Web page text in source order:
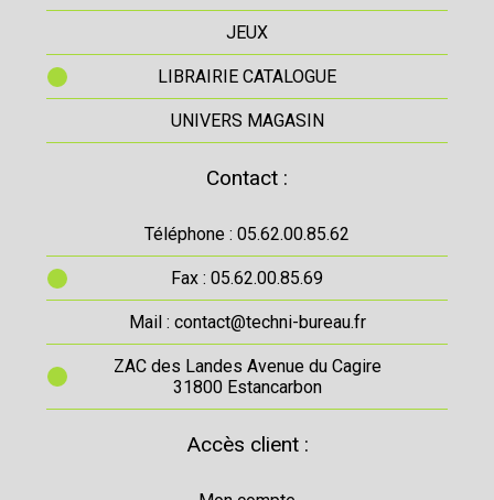
JEUX
LIBRAIRIE CATALOGUE
UNIVERS MAGASIN
Contact :
Téléphone : 05.62.00.85.62
Fax : 05.62.00.85.69
Mail : contact@techni-bureau.fr
ZAC des Landes Avenue du Cagire
31800 Estancarbon
Accès client :